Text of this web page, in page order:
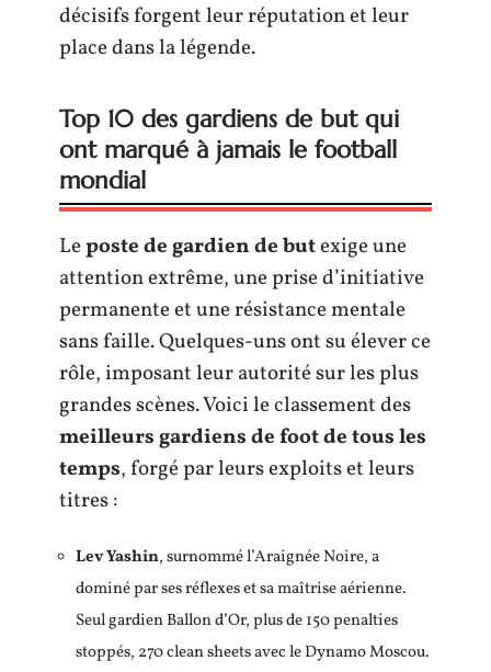
décisifs forgent leur réputation et leur
place dans la légende.
Top 10 des gardiens de but qui
ont marqué à jamais le football
mondial
Leposte de gardien de butexige une
attention extrême, une prise d’initiative
permanente et une résistance mentale
sans faille. Quelques-uns ont su élever ce
rôle, imposant leur autorité sur les plus
grandes scènes. Voici le classement des
meilleurs gardiens de foot de tous les
temps, forgé par leurs exploits et leurs
titres :
Lev Yashin, surnommé l’Araignée Noire, a
dominé par ses réflexes et sa maîtrise aérienne.
Seul gardien Ballon d’Or, plus de 150 penalties
stoppés, 270 clean sheets avec le Dynamo Moscou.